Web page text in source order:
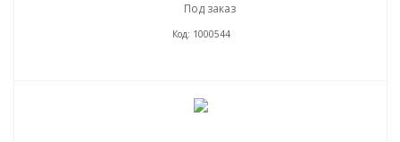
Под заказ
Код: 1000544